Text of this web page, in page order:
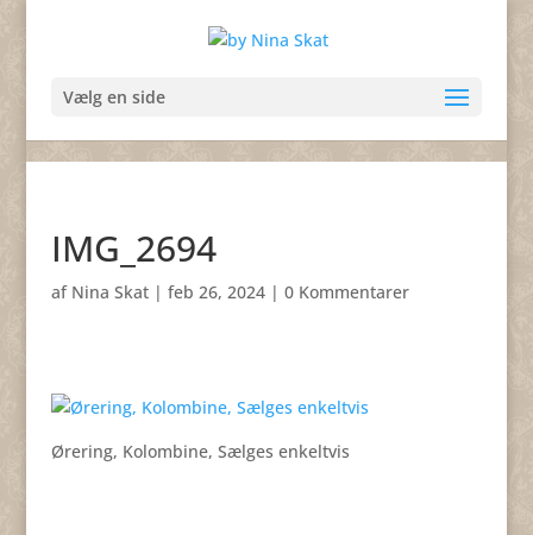
Vælg en side
IMG_2694
af Nina Skat| feb 26, 2024| 0 Kommentarer
Ørering, Kolombine, Sælges enkeltvis